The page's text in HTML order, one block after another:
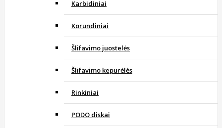
Karbidiniai
Korundiniai
Šlifavimo juostelės
Šlifavimo kepurėlės
Rinkiniai
PODO diskai